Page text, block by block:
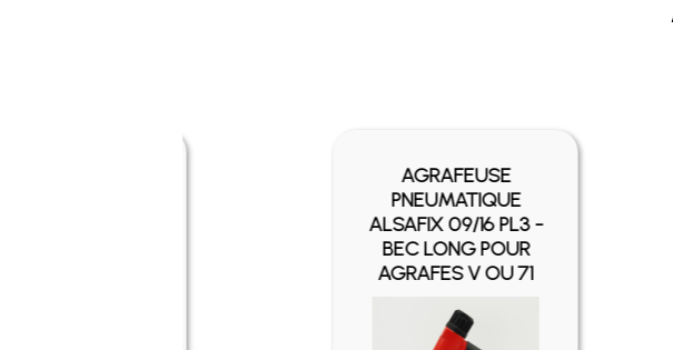
AGRAFEUSE
PNEUMATIQUE
ALSAFIX 09/16 PL3 -
BEC LONG POUR
AGRAFES V OU 71